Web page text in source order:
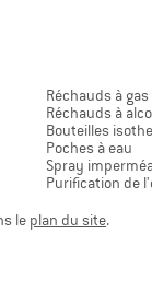
Réchauds à gas
Réchauds à
Bouteilles
Poches à eau
Spray
Purification de
le plan du site.